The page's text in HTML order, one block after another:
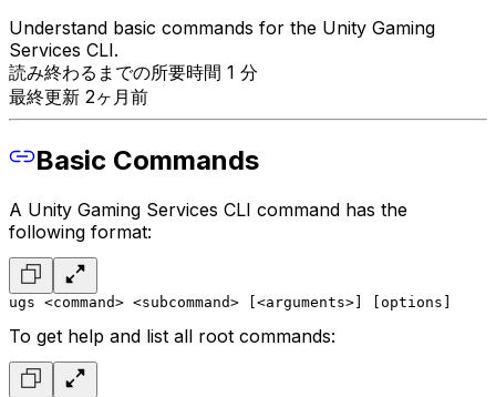
Understand basic commands for the Unity Gaming
Services CLI.
読み終わるまでの所要時間 1 分
最終更新 2ヶ月前
Basic Commands
A Unity Gaming Services CLI command has the
following format:
ugs <command> <subcommand> [<arguments>] [options]
To get help and list all root commands: